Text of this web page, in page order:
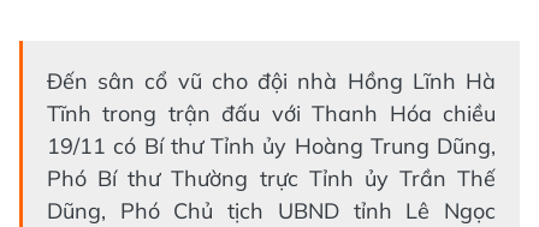
Đến sân cổ vũ cho đội nhà Hồng Lĩnh Hà
Tĩnh trong trận đấu với Thanh Hóa chiều
19/11 có Bí thư Tỉnh ủy Hoàng Trung Dũng,
Phó Bí thư Thường trực Tỉnh ủy Trần Thế
Dũng, Phó Chủ tịch UBND tỉnh Lê Ngọc